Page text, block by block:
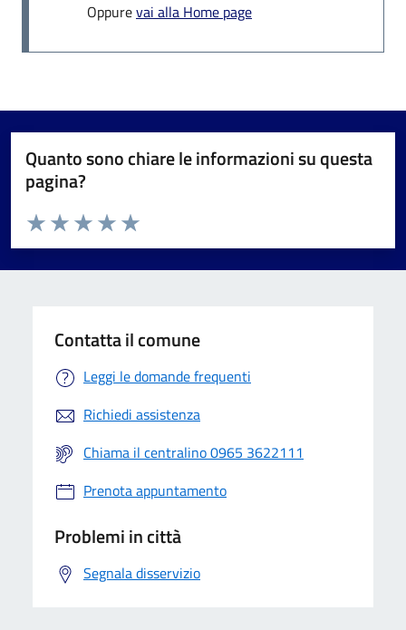
Oppurevai alla Home page
Quanto sono chiare le informazioni su questa
pagina?
Valuta da 1 a 5 stelle la pagina
Valuta 5 stelle su 5
Valuta 4 stelle su 5
Valuta 3 stelle su 5
Valuta 2 stelle su 5
Valuta 1 stelle su 5
Contatta il comune
Leggi le domande frequenti
Richiedi assistenza
Chiama il centralino 0965 3622111
Prenota appuntamento
Problemi in città
Segnala disservizio